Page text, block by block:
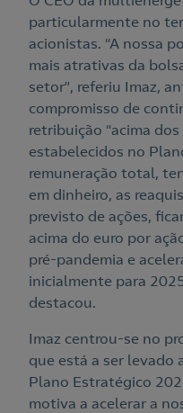
Contacte-nos
Contacte-nos para
Nós ligamos!
Acepto la
Nós ligamos!
particularmente no
acionistas. “A nossa
mais atrativas da
setor”, referiu Imaz,
compromisso de
retribuição “acima
estabelecidos no
remuneração total,
em dinheiro, as
previsto de ações,
acima do euro por
pré-pandemia e
inicialmente para
destacou.
Imaz centrou-se no
que está a ser levado
Plano Estratégico
motiva a acelerar a